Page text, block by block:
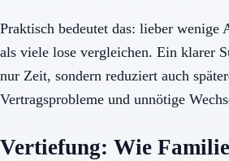
Praktisch bedeutet das: lieber wenige
als viele lose vergleichen. Ein klarer
nur Zeit, sondern reduziert auch
Vertragsprobleme und unnötige
Vertiefung: Wie